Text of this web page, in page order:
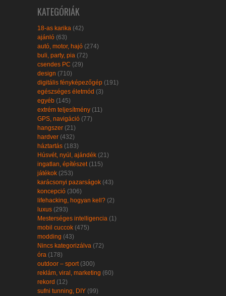
KATEGÓRIÁK
18-as karika (42)
ajánló (63)
autó, motor, hajó (274)
buli, party, pia (72)
csendes PC (29)
design (710)
digitális fényképezőgép (191)
egészséges életmód (3)
egyéb (145)
extrém teljesítmény (11)
GPS, navigáció (77)
hangszer (21)
hardver (432)
háztartás (183)
Húsvét, nyúl, ajándék (21)
ingatlan, építészet(115)
játékok (253)
karácsonyi pazarságok (43)
koncepció (306)
lifehacking, hogyan kell? (2)
luxus (293)
Mesterséges intelligencia (1)
mobil cuccok (475)
modding (43)
Nincs kategorizálva (72)
óra (178)
outdoor – sport(300)
reklám, viral, marketing (60)
rekord (12)
sufni tunning, DIY (99)